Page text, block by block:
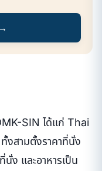
→
SIN ได้แก่ Thai
สามตั้งราคาที่นั่ง
นั่ง และอาหารเป็น